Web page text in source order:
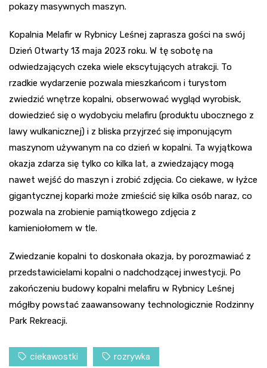
pokazy masywnych maszyn.
Kopalnia Melafir w Rybnicy Leśnej zaprasza gości na swój
Dzień Otwarty 13 maja 2023 roku. W tę sobotę na
odwiedzających czeka wiele ekscytujących atrakcji. To
rzadkie wydarzenie pozwala mieszkańcom i turystom
zwiedzić wnętrze kopalni, obserwować wygląd wyrobisk,
dowiedzieć się o wydobyciu melafiru (produktu ubocznego z
lawy wulkanicznej) i z bliska przyjrzeć się imponującym
maszynom używanym na co dzień w kopalni. Ta wyjątkowa
okazja zdarza się tylko co kilka lat, a zwiedzający mogą
nawet wejść do maszyn i zrobić zdjęcia. Co ciekawe, w łyżce
gigantycznej koparki może zmieścić się kilka osób naraz, co
pozwala na zrobienie pamiątkowego zdjęcia z
kamieniołomem w tle.
Zwiedzanie kopalni to doskonała okazja, by porozmawiać z
przedstawicielami kopalni o nadchodzącej inwestycji. Po
zakończeniu budowy kopalni melafiru w Rybnicy Leśnej
mógłby powstać zaawansowany technologicznie Rodzinny
Park Rekreacji.
ciekawostki rozrywka